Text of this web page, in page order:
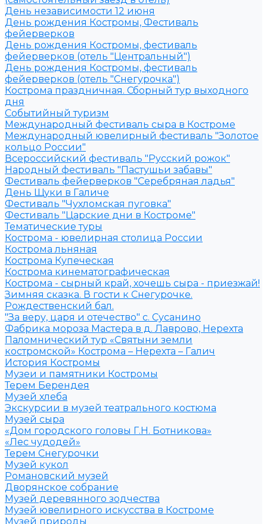
День независимости 12 июня
День рождения Костромы, Фестиваль
фейерверков
День рождения Костромы, фестиваль
фейерверков (отель "Центральный")
День рождения Костромы, фестиваль
фейерверков (отель "Снегурочка")
Кострома праздничная. Сборный тур выходного
дня
Событийный туризм
Международный фестиваль сыра в Костроме
Международный ювелирный фестиваль "Золотое
кольцо России"
Всероссийский фестиваль "Русский рожок"
Народный фестиваль "Пастушьи забавы"
Фестиваль фейерверков "Серебряная ладья"
День Щуки в Галиче
Фестиваль "Чухломская пуговка"
Фестиваль "Царские дни в Костроме"
Тематические туры
Кострома - ювелирная столица России
Кострома льняная
Кострома Купеческая
Кострома кинематографическая
Кострома - сырный край, хочешь сыра - приезжай!
Зимняя сказка. В гости к Снегурочке.
Рождественский бал.
"За веру, царя и отечество" с. Сусанино
Фабрика мороза Мастера в д. Лаврово, Нерехта
Паломнический тур «Святыни земли
костромской» Кострома – Нерехта – Галич
История Костромы
Музеи и памятники Костромы
Терем Берендея
Музей хлеба
Экскурсии в музей театрального костюма
Музей сыра
«Дом городского головы Г.Н. Ботникова»
«Лес чудодей»
Терем Снегурочки
Музей кукол
Романовский музей
Дворянское собрание
Музей деревянного зодчества
Музей ювелирного искусства в Костроме
Музей природы